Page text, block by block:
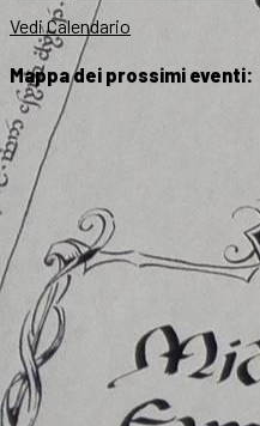
Vedi Calendario
Mappa dei prossimi eventi: